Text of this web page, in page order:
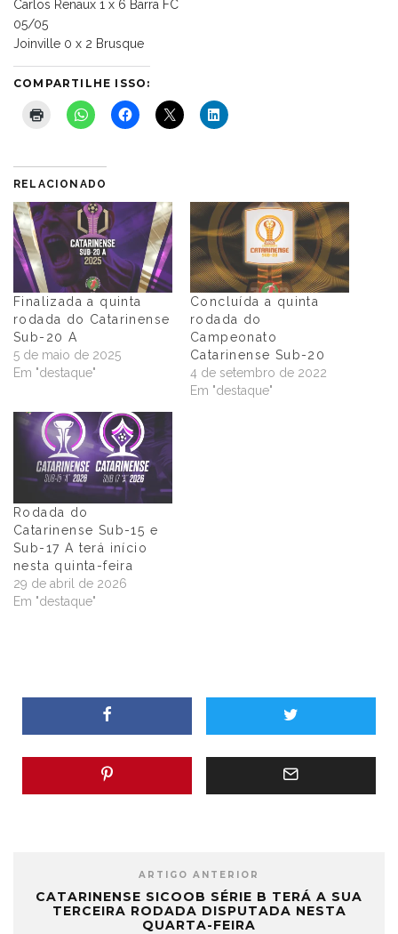
Carlos Renaux 1 x 6 Barra FC
05/05
Joinville 0 x 2 Brusque
COMPARTILHE ISSO:
RELACIONADO
Finalizada a quinta
rodada do Catarinense
Sub-20 A
5 de maio de 2025
Em "destaque"
Concluída a quinta
rodada do
Campeonato
Catarinense Sub-20
4 de setembro de 2022
Em "destaque"
Rodada do
Catarinense Sub-15 e
Sub-17 A terá início
nesta quinta-feira
29 de abril de 2026
Em "destaque"
ARTIGO ANTERIOR
CATARINENSE SICOOB SÉRIE B TERÁ A SUA
TERCEIRA RODADA DISPUTADA NESTA
QUARTA-FEIRA